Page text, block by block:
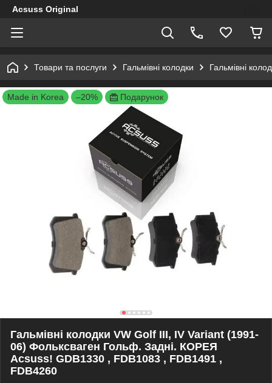
Acsuss Original
Товари та послуги Гальмівні колодки Гальмівні
Made in Korea –20% Подарунок
Гальмівні колодки VW Golf III, IV Variant (1991-
06) Фольксваген Гольф. Задні. КОРЕЯ
Acsuss! GDB1330 , FDB1083 , FDB1491 ,
FDB4260